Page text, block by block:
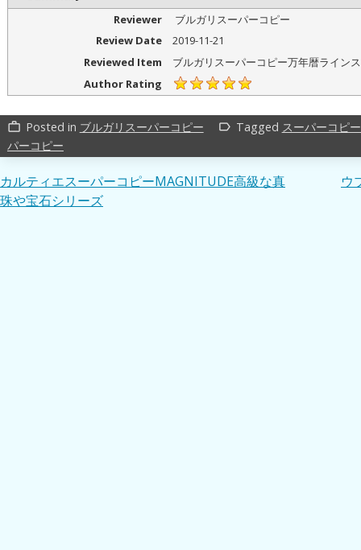
Reviewer
ブルガリスーパーコピー
Review Date
2019-11-21
Reviewed Item
ブルガリスーパーコピー万年暦ライン
Author Rating
work_outline Posted in ブルガリスーパーコピー label_outline Tagged スーパーコピ
パーコピー
投
稿
カルティエスーパーコピーMAGNITUDE高級な真
珠や宝石シリーズ
ウ